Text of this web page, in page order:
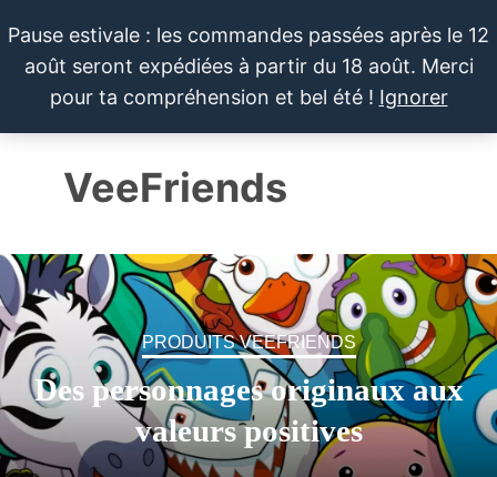
Pause estivale : les commandes passées après le 12
août seront expédiées à partir du 18 août. Merci
pour ta compréhension et bel été ! Ignorer
LE SPORTIF
DU
Cartes
et
produits
autour
du
de la
pop
culture
VeeFriends
PRODUITS VEEFRIENDS
Des personnages originaux aux
valeurs positives